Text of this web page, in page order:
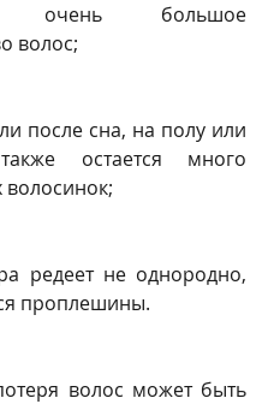
очень большое
волос;
после сна, на полу или
остается много
редеет не однородно,
проплешины.
волос может быть